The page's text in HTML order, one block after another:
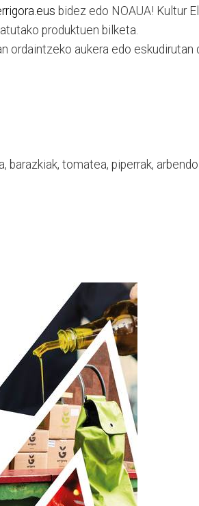
bidez edo NOAUA! Kultur
produktuen bilketa.
ordaintzeko aukera edo eskudirutan
barazkiak, tomatea, piperrak,